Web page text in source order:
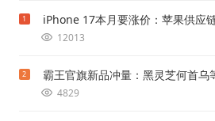
1 iPhone 17本月要涨价：苹果供应
12013
2 霸王官旗新品冲量：黑灵芝何首乌
4829